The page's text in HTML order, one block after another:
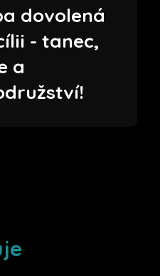
dovolená
- tanec,
a